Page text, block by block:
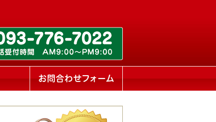
お問合わせフォーム